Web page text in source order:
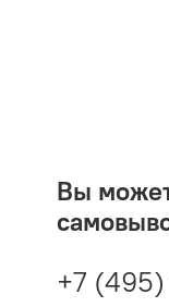
Вы
+7